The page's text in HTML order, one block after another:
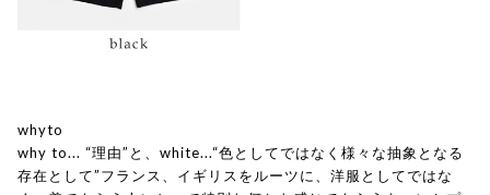
whyto
why to... “理由”と、white...“色としてではなく様々な抽象となる
存在として”フランス、イギリスをルーツに、洋服としてではな